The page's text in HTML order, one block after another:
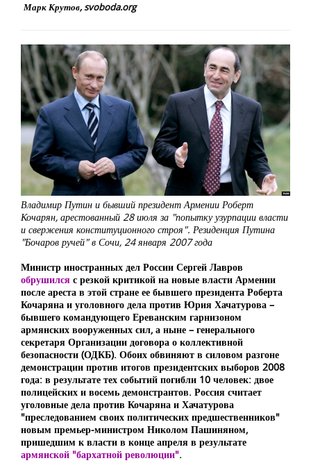
Марк Крутов, svoboda.org
Владимир Путин и бывший президент Армении Роберт
Кочарян, арестованный 28 июля за "попытку узурпации власти
и свержения конституционного строя". Резиденция Путина
"Бочаров ручей" в Сочи, 24 января 2007 года
Министр иностранных дел России Сергей Лавров
обрушился с резкой критикой на новые власти Армении
после ареста в этой стране ее бывшего президента Роберта
Кочаряна и уголовного дела против Юрия Хачатурова –
бывшего командующего Ереванским гарнизоном
армянских вооруженных сил, а ныне – генерального
секретаря Организации договора о коллективной
безопасности (ОДКБ). Обоих обвиняют в силовом разгоне
демонстрации против итогов президентских выборов 2008
года: в результате тех событий погибли 10 человек: двое
полицейских и восемь демонстрантов. Россия считает
уголовные дела против Кочаряна и Хачатурова
"преследованием своих политических предшественников"
новым премьер-министром Николом Пашиняном,
пришедшим к власти в конце апреля в результате
армянской "бархатной революции".